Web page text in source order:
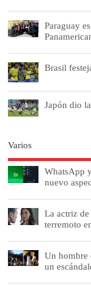
Paraguay
Brasil
Japón dio
Varios
WhatsApp
nuevo
La actriz
terremoto
Un hombre
un